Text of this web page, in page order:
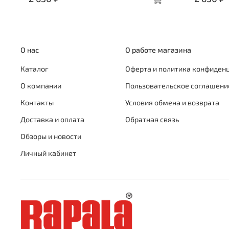
О нас
Каталог
О компании
Контакты
Доставка и оплата
Обзоры и новости
Личный кабинет
О работе магазина
Оферта и политика
Пользовательское
Условия обмена и возврата
Обратная связь